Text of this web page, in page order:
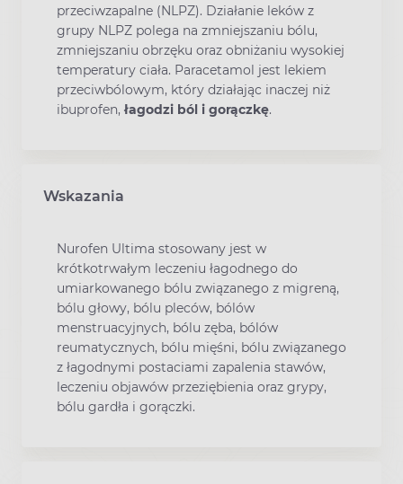
przeciwzapalne (NLPZ). Działanie leków z
grupy NLPZ polega na zmniejszaniu bólu,
zmniejszaniu obrzęku oraz obniżaniu wysokiej
temperatury ciała. Paracetamol jest lekiem
przeciwbólowym, który działając inaczej niż
ibuprofen, łagodzi ból i gorączkę.
Wskazania
Nurofen Ultima stosowany jest w
krótkotrwałym leczeniu łagodnego do
umiarkowanego bólu związanego z migreną,
bólu głowy, bólu pleców, bólów
menstruacyjnych, bólu zęba, bólów
reumatycznych, bólu mięśni, bólu związanego
z łagodnymi postaciami zapalenia stawów,
leczeniu objawów przeziębienia oraz grypy,
bólu gardła i gorączki.